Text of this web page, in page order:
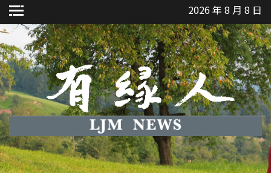
Skip
to
content
2026 年 8 月 8 日